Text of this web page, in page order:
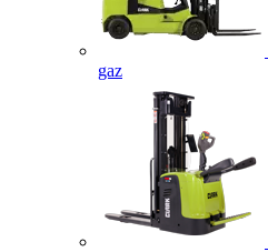
gaz